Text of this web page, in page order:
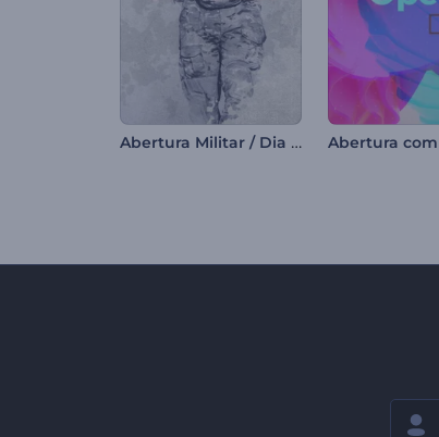
Abertura Militar / Dia da Vitória